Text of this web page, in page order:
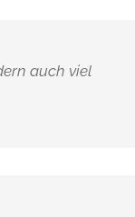
auch viel